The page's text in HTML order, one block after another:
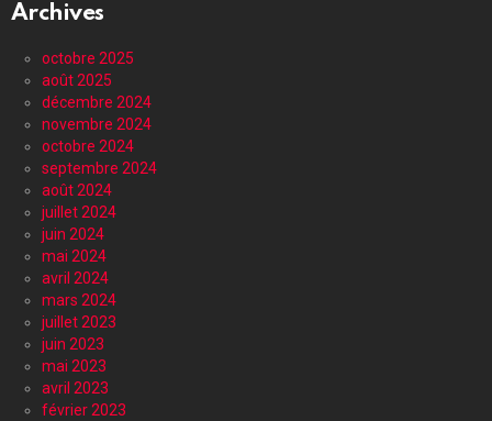
Archives
octobre 2025
août 2025
décembre 2024
novembre 2024
octobre 2024
septembre 2024
août 2024
juillet 2024
juin 2024
mai 2024
avril 2024
mars 2024
juillet 2023
juin 2023
mai 2023
avril 2023
février 2023